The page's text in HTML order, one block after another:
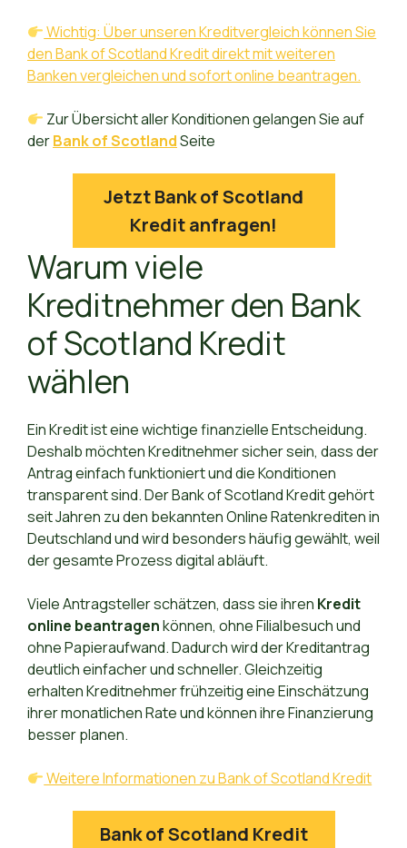
Wichtig: Über unseren Kreditvergleich können Sie
den Bank of Scotland Kredit direkt mit weiteren
Banken vergleichen und sofort online beantragen.
Zur Übersicht aller Konditionen gelangen Sie auf
derBank of ScotlandSeite
Jetzt Bank of Scotland
Kredit anfragen!
Warum viele
Kreditnehmer den Bank
of Scotland Kredit
wählen
Ein Kredit ist eine wichtige finanzielle Entscheidung.
Deshalb möchten Kreditnehmer sicher sein, dass der
Antrag einfach funktioniert und die Konditionen
transparent sind. Der Bank of Scotland Kredit gehört
seit Jahren zu den bekannten Online Ratenkrediten in
Deutschland und wird besonders häufig gewählt, weil
der gesamte Prozess digital abläuft.
Viele Antragsteller schätzen, dass sie ihren Kredit
online beantragenkönnen, ohne Filialbesuch und
ohne Papieraufwand. Dadurch wird der Kreditantrag
deutlich einfacher und schneller. Gleichzeitig
erhalten Kreditnehmer frühzeitig eine Einschätzung
ihrer monatlichen Rate und können ihre Finanzierung
besser planen.
Weitere Informationen zu Bank of Scotland Kredit
Bank of Scotland Kredit